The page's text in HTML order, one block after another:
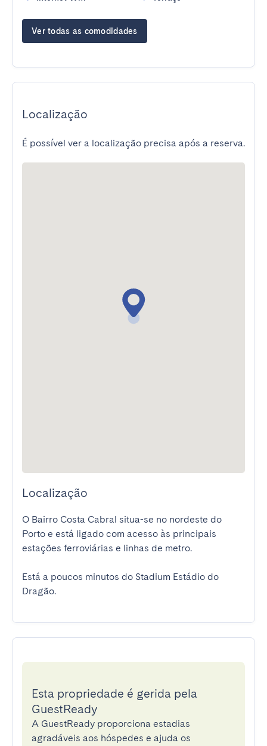
Ver todas as comodidades
Localização
É possível ver a localização precisa após a reserva.
Localização
O Bairro Costa Cabral situa-se no nordeste do
Porto e está ligado com acesso às principais
estações ferroviárias e linhas de metro.
Está a poucos minutos do Stadium Estádio do
Dragão.
Esta propriedade é gerida pela
GuestReady
A GuestReady proporciona estadias
agradáveis aos hóspedes e ajuda os